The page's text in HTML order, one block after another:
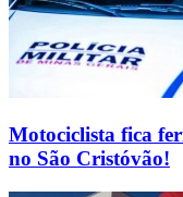
Motociclista fica
no São Cristóvão!